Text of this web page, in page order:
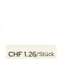
CHF 1.26/Stück